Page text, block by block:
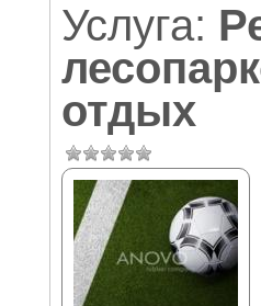
Услуга:
отдых